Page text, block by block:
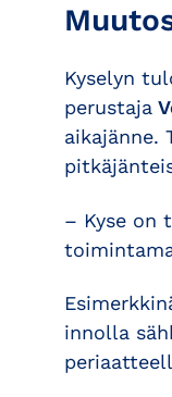
Kyselyn
perustaja
– Kyse on
innolla